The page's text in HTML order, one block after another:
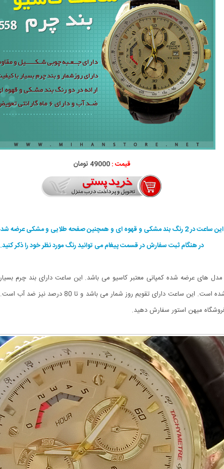
قیمت :49000 تومان
این ساعت در 2 رنگ بند مشکی و قهوه ای و همچنین صفحه طلایی و مشکی عرضه شده است.
در هنگام ثبت سفارش در قسمت پیغام می توانید رنگ مورد نظر خود را ذکر کنید.